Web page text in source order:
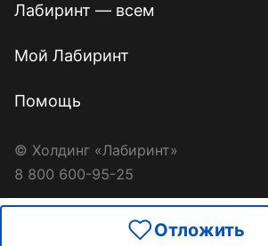
Отложить
Лабиринт — всем
Мой Лабиринт
Помощь
© Холдинг «Лабиринт»
8 800 600-95-25